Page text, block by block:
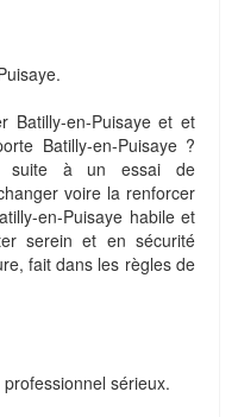
Batilly-en-Puisaye et et
Batilly-en-Puisaye ?
suite à un essai de
voire la renforcer
en-Puisaye habile et
serein et en sécurité
fait dans les règles de
sérieux.